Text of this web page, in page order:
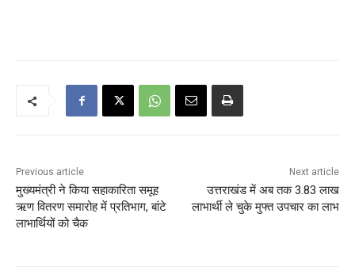
Previous article
मुख्यमंत्री ने किया सहाकारिता समूह
ऋण वितरण समारोह में प्रतिभाग, बांटे
लाभार्थियों को चैक
Next article
उत्तराखंड में अब तक 3.83 लाख
लाभार्थी ले चुके मुफ्त उपचार का लाभ